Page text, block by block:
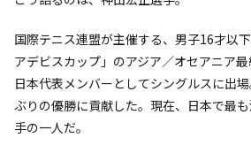
国際テニス連盟が主催する、男子16才以
アデビスカップ」のアジア／オセアニア
日本代表メンバーとしてシングルスに出
ぶりの優勝に貢献した。現在、日本で最
手の一人だ。